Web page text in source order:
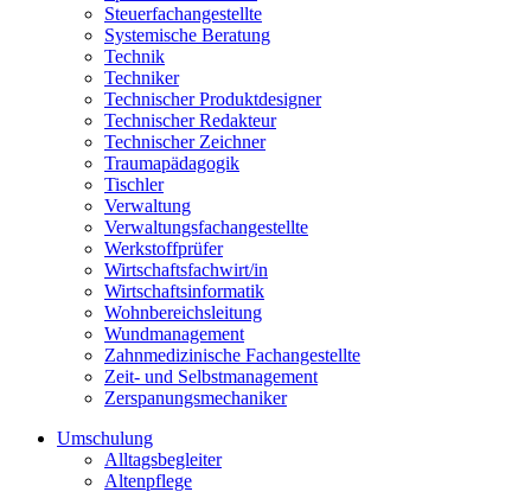
Steuerfachangestellte
Systemische Beratung
Technik
Techniker
Technischer Produktdesigner
Technischer Redakteur
Technischer Zeichner
Traumapädagogik
Tischler
Verwaltung
Verwaltungsfachangestellte
Werkstoffprüfer
Wirtschaftsfachwirt/in
Wirtschaftsinformatik
Wohnbereichsleitung
Wundmanagement
Zahnmedizinische Fachangestellte
Zeit- und Selbstmanagement
Zerspanungsmechaniker
Umschulung
Alltagsbegleiter
Altenpflege